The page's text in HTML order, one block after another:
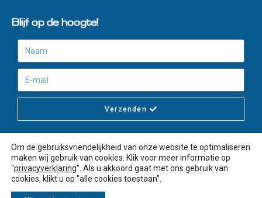
Blijf op de hoogte!
Verzenden
© 2020 - Martini Hotel Group | Privacybeleid
Om de gebruiksvriendelijkheid van onze website te optimaliseren
maken wij gebruik van cookies. Klik voor meer informatie op
"privacyverklaring". Als u akkoord gaat met ons gebruik van
cookies, klikt u op "alle cookies toestaan".